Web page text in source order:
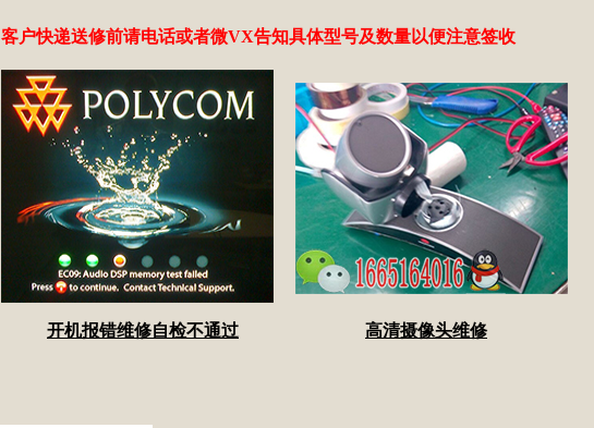
客户快递送修前请电话或者微VX告知具体型号及数量以便注意签收
开机报错维修自检不通过 高清摄像头维修